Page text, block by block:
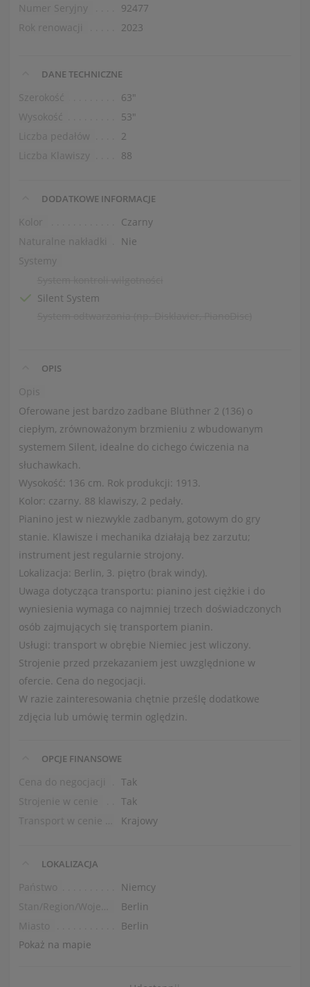
Numer Seryjny
92477
Rok renowacji
2023
DANE TECHNICZNE
Szerokość
63″
Wysokość
53″
Liczba pedałów
2
Liczba Klawiszy
88
DODATKOWE INFORMACJE
Kolor
Czarny
Naturalne nakładki
Nie
Systemy
Silent System
OPIS
Opis
Oferowane jest bardzo zadbane Blüthner 2 (136) o
ciepłym, zrównoważonym brzmieniu z wbudowanym
systemem Silent, idealne do cichego ćwiczenia na
słuchawkach.
Wysokość: 136 cm. Rok produkcji: 1913.
Kolor: czarny. 88 klawiszy, 2 pedały.
Pianino jest w niezwykle zadbanym, gotowym do gry
stanie. Klawisze i mechanika działają bez zarzutu;
instrument jest regularnie strojony.
Lokalizacja: Berlin, 3. piętro (brak windy).
Uwaga dotycząca transportu: pianino jest ciężkie i do
wyniesienia wymaga co najmniej trzech doświadczonych
osób zajmujących się transportem pianin.
Usługi: transport w obrębie Niemiec jest wliczony.
Strojenie przed przekazaniem jest uwzględnione w
ofercie. Cena do negocjacji.
W razie zainteresowania chętnie prześlę dodatkowe
zdjęcia lub umówię termin oględzin.
OPCJE FINANSOWE
Cena do negocjacji
Tak
Strojenie w cenie
Tak
Krajowy
LOKALIZACJA
Państwo
Niemcy
Berlin
Miasto
Berlin
Pokaż na mapie